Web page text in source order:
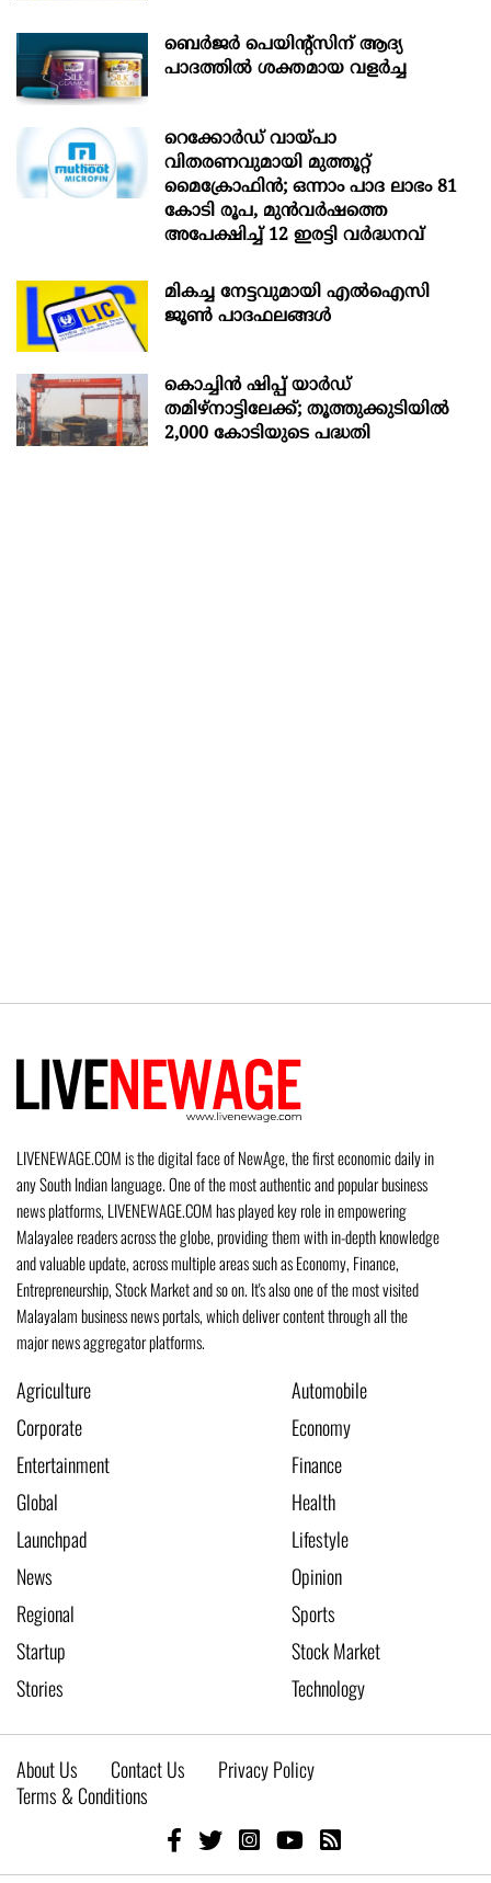
ബെർജർ പെയിന്റ്സിന് ആദ്യ
പാദത്തിൽ ശക്തമായ വളർച്ച
റെക്കോർഡ് വായ്പാ
വിതരണവുമായി മുത്തൂറ്റ്
മൈക്രോഫിൻ; ഒന്നാം പാദ ലാഭം 81
കോടി രൂപ, മുൻവർഷത്തെ
അപേക്ഷിച്ച് 12 ഇരട്ടി വർദ്ധനവ്
മികച്ച നേട്ടവുമായി എൽഐസി
ജൂൺ പാദഫലങ്ങൾ
കൊച്ചിന്‍ ഷിപ്പ് യാർഡ്
തമിഴ്നാട്ടിലേക്ക്; തൂത്തുക്കുടിയിൽ
2,000 കോടിയുടെ പദ്ധതി
LIVENEWAGE.COM is the digital face of NewAge, the first economic daily in
any South Indian language. One of the most authentic and popular business
news platforms, LIVENEWAGE.COM has played key role in empowering
Malayalee readers across the globe, providing them with in-depth knowledge
and valuable update, across multiple areas such as Economy, Finance,
Entrepreneurship, Stock Market and so on. It's also one of the most visited
Malayalam business news portals, which deliver content through all the
major news aggregator platforms.
Agriculture
Automobile
Corporate
Economy
Entertainment
Finance
Global
Health
Launchpad
Lifestyle
News
Opinion
Regional
Sports
Startup
Stock Market
Stories
Technology
About Us Contact Us
Privacy Policy
Terms & Conditions